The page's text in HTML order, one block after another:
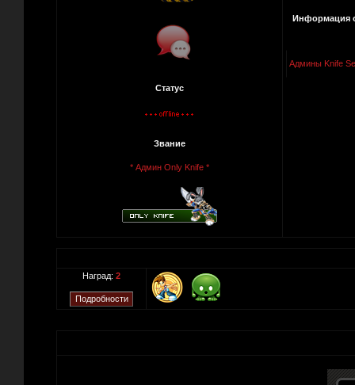
Информация
Админы Knife
Статус
Звание
* Админ Only Knife *
Наград: 2